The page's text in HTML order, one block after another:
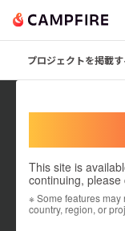
プロジェクトを掲載
This site is
continuing,
※ Some features
country, region, or